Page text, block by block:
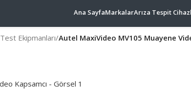
Ana SayfaMarkalarArıza Tespit
Test Ekipmanları/Autel MaxiVideo MV105 Muayene